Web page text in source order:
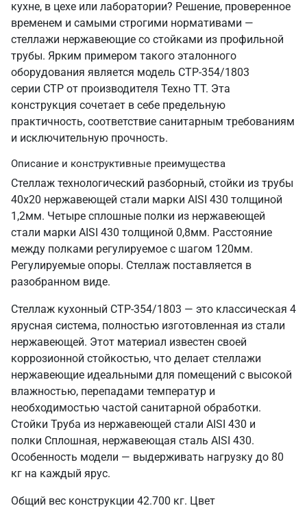
кухне, в цехе или лаборатории? Решение, проверенное
временем и самыми строгими нормативами —
стеллажи нержавеющие со стойками из профильной
трубы. Ярким примером такого эталонного
оборудования является модель СТР-354/1803
серии СТР от производителя Техно ТТ. Эта
конструкция сочетает в себе предельную
практичность, соответствие санитарным требованиям
и исключительную прочность.
Описание и конструктивные преимущества
Стеллаж технологический разборный, стойки из трубы
40х20 нержавеющей стали марки AISI 430 толщиной
1,2мм. Четыре сплошные полки из нержавеющей
стали марки AISI 430 толщиной 0,8мм. Расстояние
между полками регулируемое с шагом 120мм.
Регулируемые опоры. Стеллаж поставляется в
разобранном виде.
Стеллаж кухонный СТР-354/1803 — это классическая 4
ярусная система, полностью изготовленная из стали
нержавеющей. Этот материал известен своей
коррозионной стойкостью, что делает стеллажи
нержавеющие идеальными для помещений с высокой
влажностью, перепадами температур и
необходимостью частой санитарной обработки.
Стойки Труба из нержавеющей стали AISI 430 и
полки Сплошная, нержавеющая сталь AISI 430.
Особенность модели — выдерживать нагрузку до 80
кг на каждый ярус.
Общий вес конструкции 42.700 кг. Цвет